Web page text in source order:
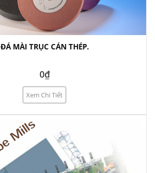
ĐÁ MÀI TRỤC CÁN THÉP.
0₫
Xem Chi Tiết